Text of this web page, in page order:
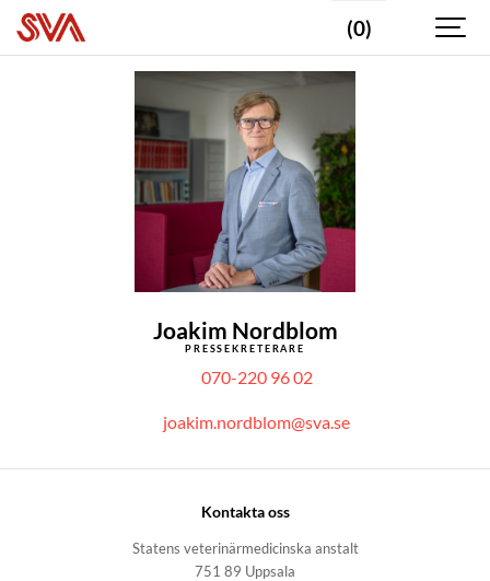
(0)
Joakim Nordblom
PRESSEKRETERARE
070-220 96 02
joakim.nordblom@sva.se
Kontakta oss
Statens veterinärmedicinska anstalt
751 89 Uppsala